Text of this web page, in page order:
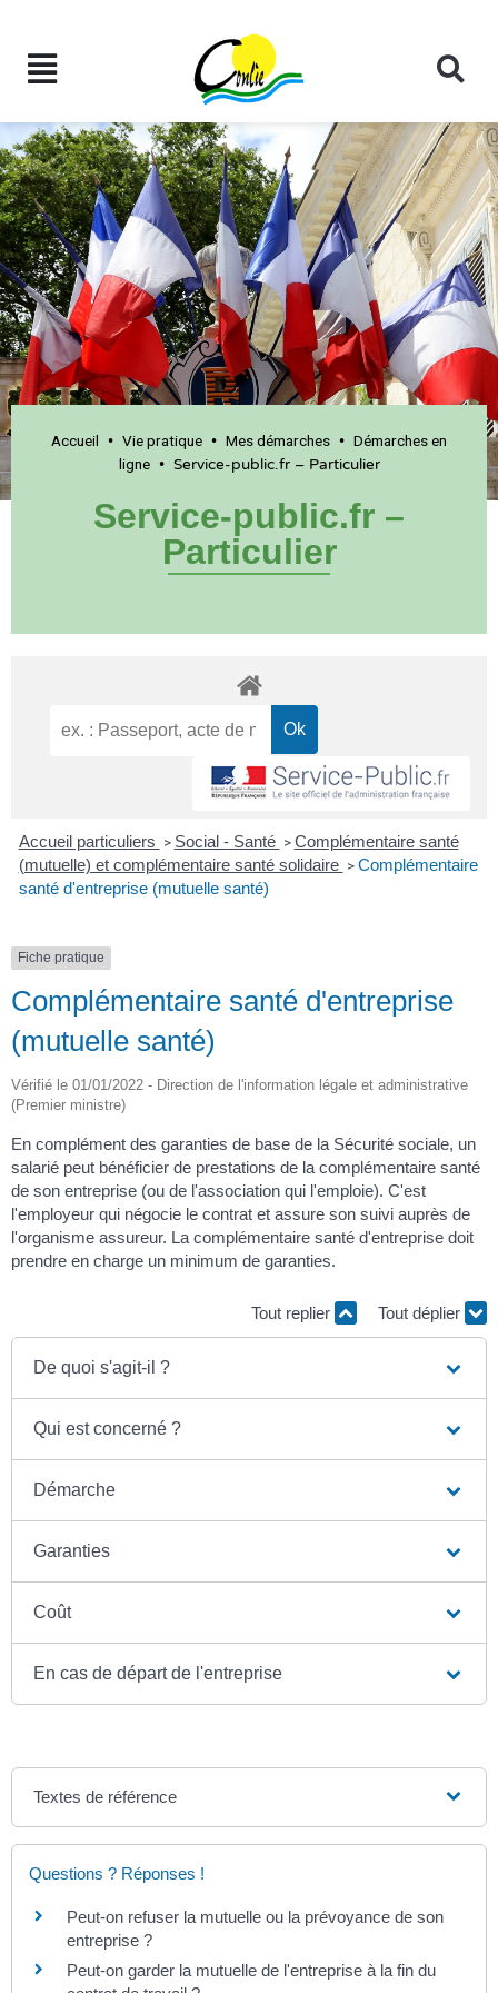
Accueil • Vie pratique • Mes démarches • Démarches en
ligne• Service-public.fr – Particulier
Service-public.fr –
Particulier
Accueil particuliers > Social - Santé > Complémentaire santé
(mutuelle) et complémentaire santé solidaire > Complémentaire
santé d'entreprise (mutuelle santé)
Fiche pratique
Complémentaire santé d'entreprise
(mutuelle santé)
Vérifié le 01/01/2022 - Direction de l'information légale et administrative
(Premier ministre)
En complément des garanties de base de la Sécurité sociale, un
salarié peut bénéficier de prestations de la complémentaire santé
de son entreprise (ou de l'association qui l'emploie). C'est
l'employeur qui négocie le contrat et assure son suivi auprès de
l'organisme assureur. La complémentaire santé d'entreprise doit
prendre en charge un minimum de garanties.
Tout replier Tout déplier
De quoi s'agit-il ?
Qui est concerné ?
Démarche
Garanties
Coût
En cas de départ de l'entreprise
Textes de référence
Questions ? Réponses !
Peut-on refuser la mutuelle ou la prévoyance de son
entreprise ?
Peut-on garder la mutuelle de l'entreprise à la fin du